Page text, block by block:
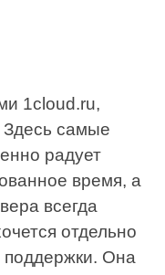
1cloud.ru,
самые
радует
время, а
всегда
отдельно
поддержки. Она